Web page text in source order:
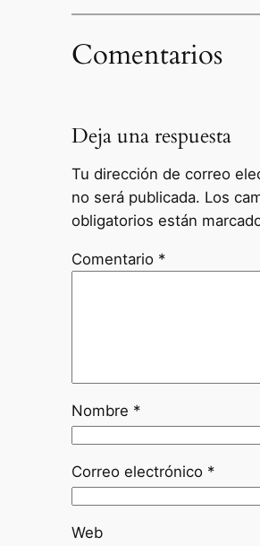
Comentarios
Deja una respuesta
Tu dirección de correo
no será publicada. Los
obligatorios están
Comentario *
Nombre *
Correo electrónico *
Web